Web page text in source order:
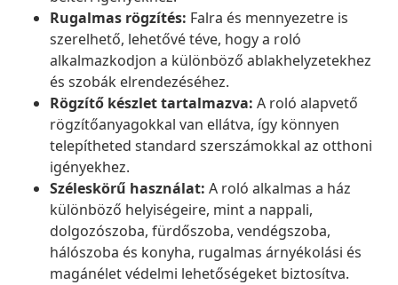
Rugalmas rögzítés: Falra és mennyezetre is
szerelhető, lehetővé téve, hogy a roló
alkalmazkodjon a különböző ablakhelyzetekhez
és szobák elrendezéséhez.
Rögzítő készlet tartalmazva: A roló alapvető
rögzítőanyagokkal van ellátva, így könnyen
telepítheted standard szerszámokkal az otthoni
igényekhez.
Széleskörű használat: A roló alkalmas a ház
különböző helyiségeire, mint a nappali,
dolgozószoba, fürdőszoba, vendégszoba,
hálószoba és konyha, rugalmas árnyékolási és
magánélet védelmi lehetőségeket biztosítva.